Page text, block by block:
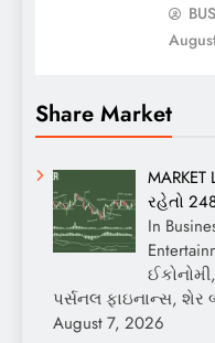
Share Market
રહેતો
In
પર્સનલ ફાઇનાન્સ, શેર
August 7, 2026